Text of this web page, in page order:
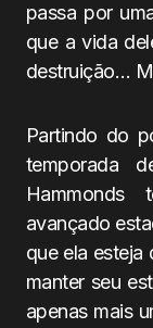
passa por
que a vida
destruição…
Partindo do
temporada
avançado
que ela esteja
manter seu
apenas mais